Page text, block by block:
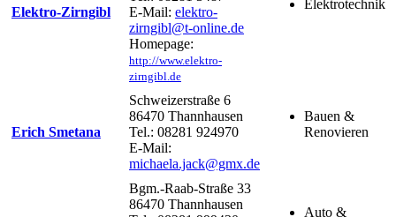
Elektro-Zirngibl
E-Mail: elektro-
zirngibl@t-online.de
Homepage:
http://www.elektro-
zirngibl.de
Elektrotechnik
Erich Smetana
Schweizerstraße 6
86470 Thannhausen
Tel.: 08281 924970
E-Mail:
michaela.jack@gmx.de
Bauen &
Renovieren
Bgm.-Raab-Straße 33
86470 Thannhausen
Auto &